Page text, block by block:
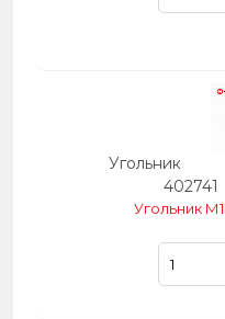
Угольник
402741
Угольник